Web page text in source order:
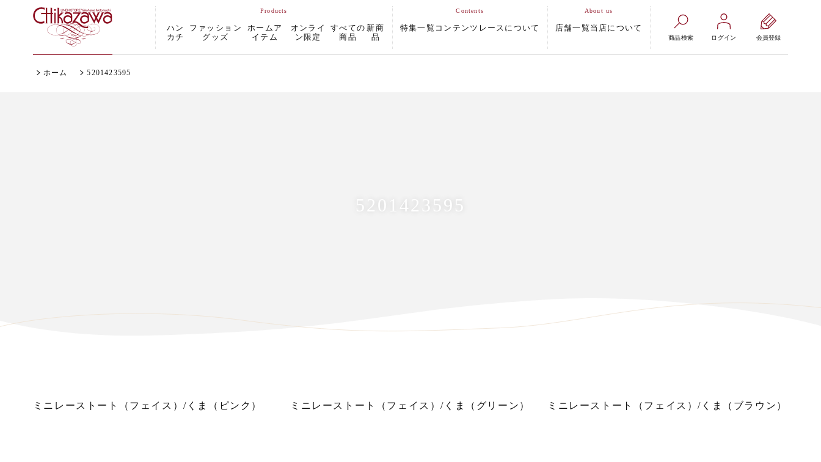
ハン
カチ
ファッション
グッズ
ホームア
イテム
オンライ
ン限定
すべての
商品
新商
品
特集一覧 コンテンツ レースについて 店舗一覧 当店について
商品検索 ログイン 会員登録
ホーム 5201423595
5201423595
ミニレーストート（フェイス）/くま（ピンク） ミニレーストート（フェイス）/くま（グリーン） ミニレーストート（フェイス）/くま（ブラウン）